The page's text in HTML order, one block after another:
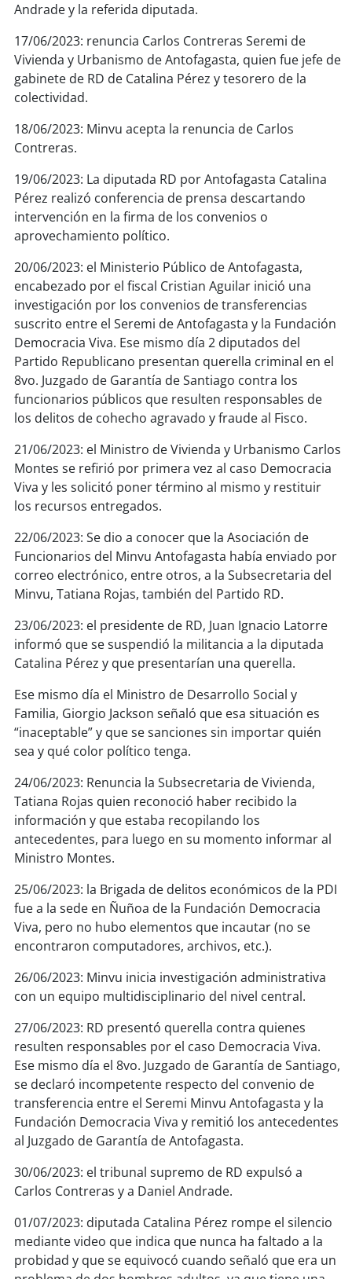
Andrade y la referida diputada.
17/06/2023: renuncia Carlos Contreras Seremi de
Vivienda y Urbanismo de Antofagasta, quien fue jefe de
gabinete de RD de Catalina Pérez y tesorero de la
colectividad.
18/06/2023: Minvu acepta la renuncia de Carlos
Contreras.
19/06/2023: La diputada RD por Antofagasta Catalina
Pérez realizó conferencia de prensa descartando
intervención en la firma de los convenios o
aprovechamiento político.
20/06/2023: el Ministerio Público de Antofagasta,
encabezado por el fiscal Cristian Aguilar inició una
investigación por los convenios de transferencias
suscrito entre el Seremi de Antofagasta y la Fundación
Democracia Viva. Ese mismo día 2 diputados del
Partido Republicano presentan querella criminal en el
8vo. Juzgado de Garantía de Santiago contra los
funcionarios públicos que resulten responsables de
los delitos de cohecho agravado y fraude al Fisco.
21/06/2023: el Ministro de Vivienda y Urbanismo Carlos
Montes se refirió por primera vez al caso Democracia
Viva y les solicitó poner término al mismo y restituir
los recursos entregados.
22/06/2023: Se dio a conocer que la Asociación de
Funcionarios del Minvu Antofagasta había enviado por
correo electrónico, entre otros, a la Subsecretaria del
Minvu, Tatiana Rojas, también del Partido RD.
23/06/2023: el presidente de RD, Juan Ignacio Latorre
informó que se suspendió la militancia a la diputada
Catalina Pérez y que presentarían una querella.
Ese mismo día el Ministro de Desarrollo Social y
Familia, Giorgio Jackson señaló que esa situación es
“inaceptable” y que se sanciones sin importar quién
sea y qué color político tenga.
24/06/2023: Renuncia la Subsecretaria de Vivienda,
Tatiana Rojas quien reconoció haber recibido la
información y que estaba recopilando los
antecedentes, para luego en su momento informar al
Ministro Montes.
25/06/2023: la Brigada de delitos económicos de la PDI
fue a la sede en Ñuñoa de la Fundación Democracia
Viva, pero no hubo elementos que incautar (no se
encontraron computadores, archivos, etc.).
26/06/2023: Minvu inicia investigación administrativa
con un equipo multidisciplinario del nivel central.
27/06/2023: RD presentó querella contra quienes
resulten responsables por el caso Democracia Viva.
Ese mismo día el 8vo. Juzgado de Garantía de Santiago,
se declaró incompetente respecto del convenio de
transferencia entre el Seremi Minvu Antofagasta y la
Fundación Democracia Viva y remitió los antecedentes
al Juzgado de Garantía de Antofagasta.
30/06/2023: el tribunal supremo de RD expulsó a
Carlos Contreras y a Daniel Andrade.
01/07/2023: diputada Catalina Pérez rompe el silencio
mediante video que indica que nunca ha faltado a la
probidad y que se equivocó cuando señaló que era un